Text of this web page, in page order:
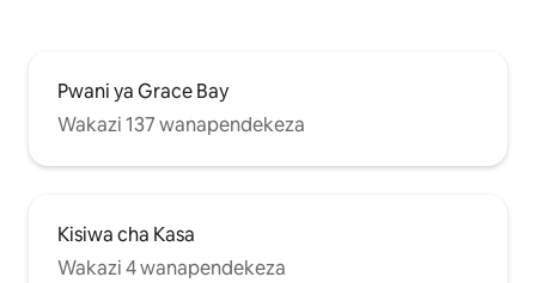
Pwani ya Grace Bay
Wakazi 137 wanapendekeza
Kisiwa cha Kasa
Wakazi 4 wanapendekeza